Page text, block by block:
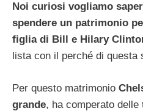
Noi curiosi vogliamo
spendere un patrimonio
figlia di Bill e Hilary
lista con il perché di questa
Per questo matrimonio
grande, ha comperato delle